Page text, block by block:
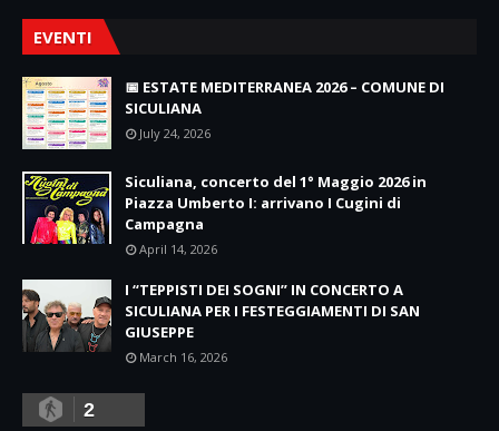
EVENTI
📅 ESTATE MEDITERRANEA 2026 – COMUNE DI
SICULIANA
July 24, 2026
Siculiana, concerto del 1° Maggio 2026 in
Piazza Umberto I: arrivano I Cugini di
Campagna
April 14, 2026
I “TEPPISTI DEI SOGNI” IN CONCERTO A
SICULIANA PER I FESTEGGIAMENTI DI SAN
GIUSEPPE
March 16, 2026
2